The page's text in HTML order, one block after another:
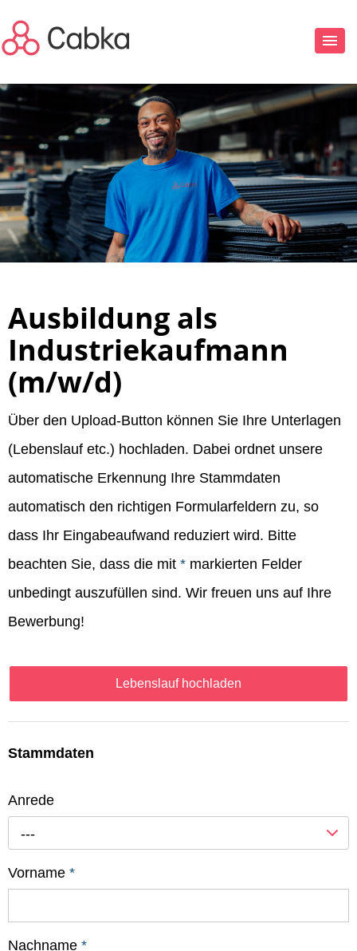
Ausbildung als
Industriekaufmann
(m/w/d)
Über den Upload-Button können Sie Ihre Unterlagen
(Lebenslauf etc.) hochladen. Dabei ordnet unsere
automatische Erkennung Ihre Stammdaten
automatisch den richtigen Formularfeldern zu, so
dass Ihr Eingabeaufwand reduziert wird. Bitte
beachten Sie, dass die mit * markierten Felder
unbedingt auszufüllen sind. Wir freuen uns auf Ihre
Bewerbung!
Lebenslauf hochladen
Stammdaten
Anrede
---
Vorname *
Nachname *